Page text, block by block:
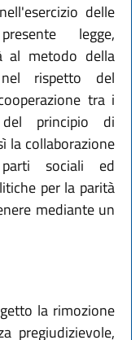
delle
legge,
al metodo della
nel rispetto del
tra i
principio di
la collaborazione
sociali ed
per la parità
mediante un
la rimozione
pregiudizievole,